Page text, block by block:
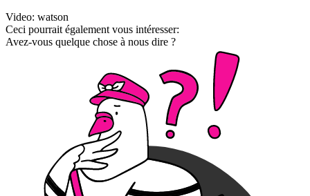
Video: watson
Ceci pourrait également vous intéresser:
Avez-vous quelque chose à nous dire ?